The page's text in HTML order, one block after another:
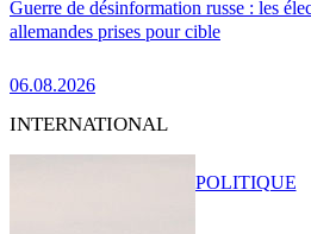
Guerre de désinformation russe : les
allemandes prises pour cible
06.08.2026
INTERNATIONAL
POLITIQUE